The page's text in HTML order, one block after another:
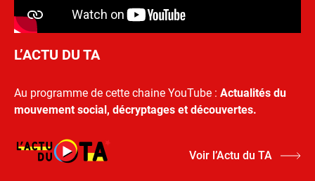
L’ACTU DU TA
Au programme de cette chaine YouTube : Actualités du
mouvement social, décryptages et découvertes.
Voir l’Actu du TA